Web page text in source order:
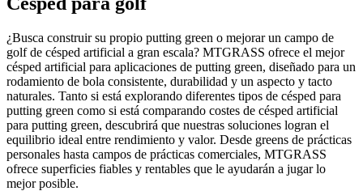
¿Busca construir su propio putting green o mejorar un campo de
golf de césped artificial a gran escala? MTGRASS ofrece el mejor
césped artificial para aplicaciones de putting green, diseñado para un
rodamiento de bola consistente, durabilidad y un aspecto y tacto
naturales. Tanto si está explorando diferentes tipos de césped para
putting green como si está comparando costes de césped artificial
para putting green, descubrirá que nuestras soluciones logran el
equilibrio ideal entre rendimiento y valor. Desde greens de prácticas
personales hasta campos de prácticas comerciales, MTGRASS
ofrece superficies fiables y rentables que le ayudarán a jugar lo
mejor posible.